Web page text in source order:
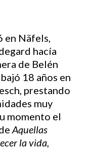
en Näfels,
hacía
de Belén
18 años en
prestando
muy
momento el
Aquellas
la vida,